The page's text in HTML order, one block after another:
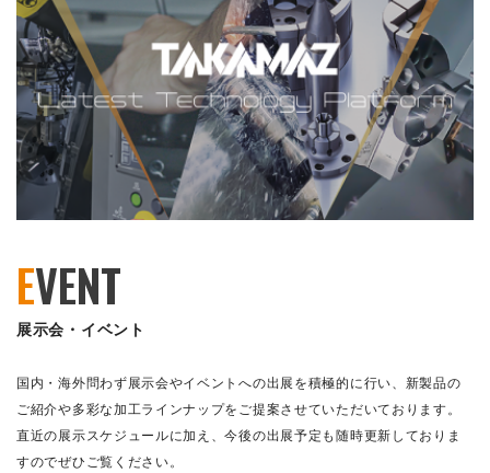
EVENT
展示会・イベント
国内・海外問わず展示会やイベントへの出展を積極的に行い、新製品の
ご紹介や多彩な加工ラインナップをご提案させていただいております。
直近の展示スケジュールに加え、今後の出展予定も随時更新しておりま
すのでぜひご覧ください。